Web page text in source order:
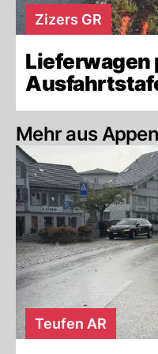
Zizers GR
Lieferwagen
Mehr aus
Teufen AR